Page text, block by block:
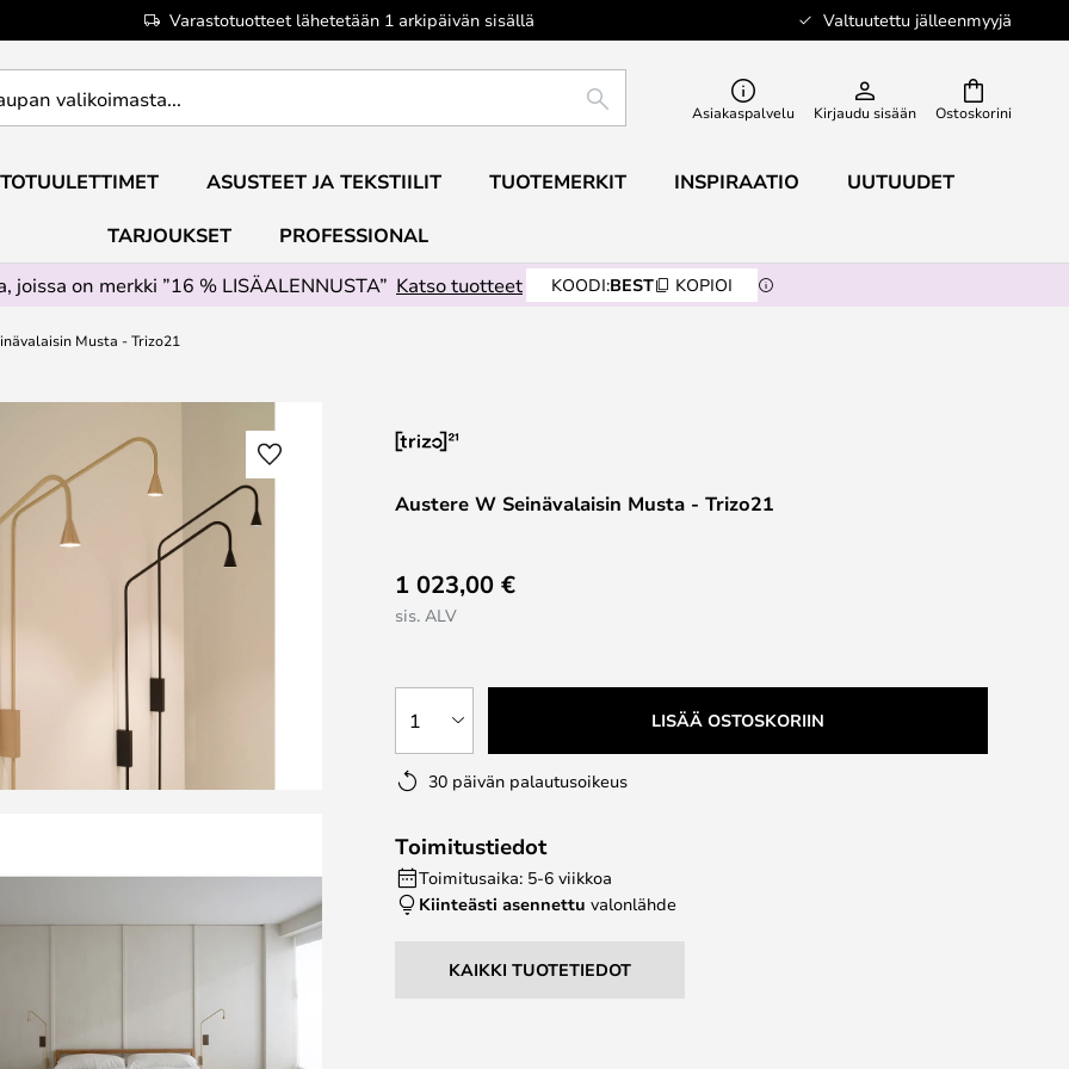
Varastotuotteet lähetetään 1 arkipäivän sisällä Valtuutettu jälleenmyyjä
Ostoskorini
ETSI Asiakaspalvelu Kirjaudu sisään
ASUSTEET JA TEKSTIILIT TUOTEMERKIT INSPIRAATIO UUTUUDET
TARJOUKSET
PROFESSIONAL
joissa on merkki ”16 % LISÄALENNUSTA” Katso tuotteet KOODI:BEST KOPIOI
Musta - Trizo21
Austere W Seinävalaisin Musta - Trizo21
1 023,00 €
sis. ALV
1 LISÄÄ OSTOSKORIIN
30 päivän palautusoikeus
Toimitustiedot
Toimitusaika: 5-6 viikkoa
Kiinteästi asennettu valonlähde
KAIKKI TUOTETIEDOT